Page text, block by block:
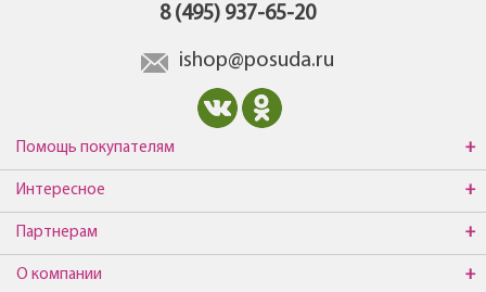
8 (495) 937-65-20
ishop@posuda.ru
Помощь покупателям
Интересное
Партнерам
О компании